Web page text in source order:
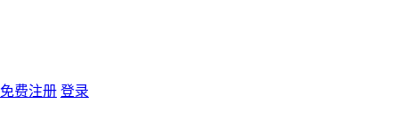
免费注册 登录